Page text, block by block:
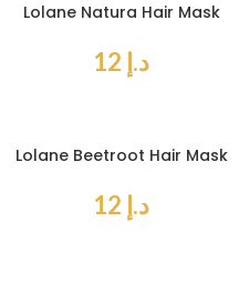
Lolane Natura Hair Mask
د.إ
Lolane Beetroot Hair Mask
د.إ